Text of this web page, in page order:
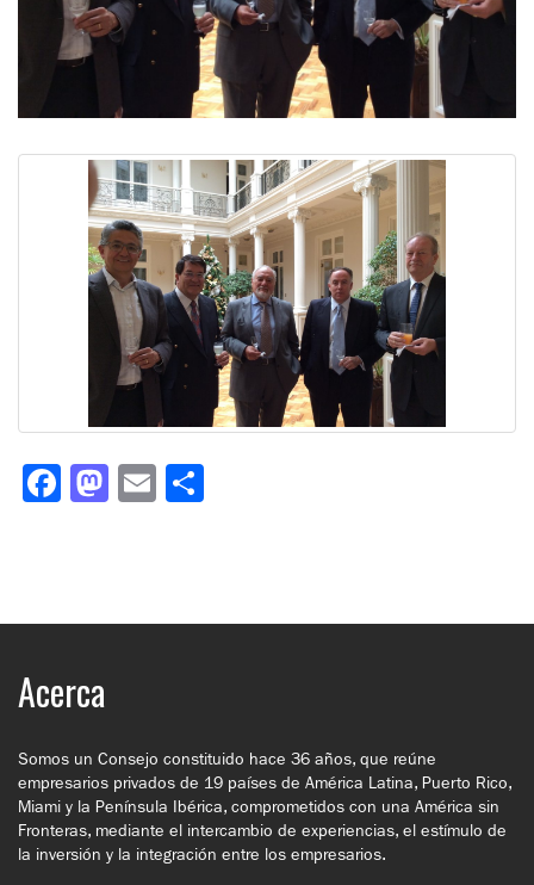
Facebook
Mastodon
Email
Acerca
Somos un Consejo constituido hace 36 años, que reúne
empresarios privados de 19 países de América Latina, Puerto Rico,
Miami y la Península Ibérica, comprometidos con una América sin
Fronteras, mediante el intercambio de experiencias, el estímulo de
la inversión y la integración entre los empresarios.